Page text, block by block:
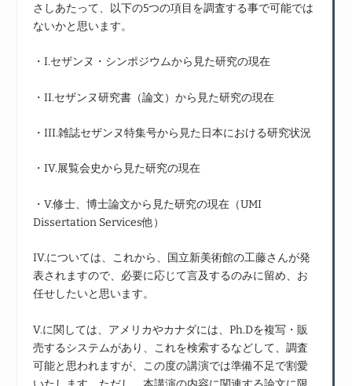
さしあたって、以下の5つの項目を調査する事で可能では
ないかと思います。
・I.セザンヌ・シンポジウムから見た研究の現在
・II.セザンヌ研究書（論文）から見た研究の現在
・III.雑誌セザンヌ特集号から見た日本における研究状況
・IV.展覧会史から見た研究の現在
・V.修士、博士論文から見た研究の現在（UMI
Dissertation Services他）
IV.については、これから、国立新美術館の工藤さんが発
表されますので、必要に応じて言及するのみに留め、お
任せしたいと思います。
V.に関しては、アメリカやカナダには、Ph.Dを複写・販
売するシステムがあり、これを検索するなどして、調査
可能と思われますが、この度の講演では準備不足で割愛